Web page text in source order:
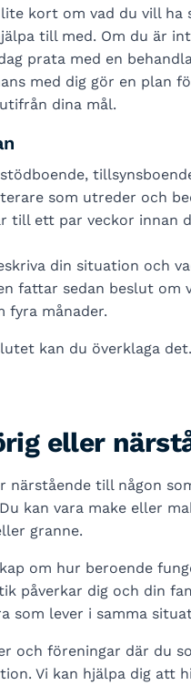
kort om vad du vill ha
till med. Om du är
prata med en
med dig gör en plan
dina mål.
som utreder och
till ett par veckor innan
din situation och
fattar sedan beslut om
fyra månader.
kan du överklaga det.
eller
närstående till någon
kan vara make eller
granne.
om hur beroende
påverkar dig och din
som lever i samma
och föreningar där du
Vi kan hjälpa dig att